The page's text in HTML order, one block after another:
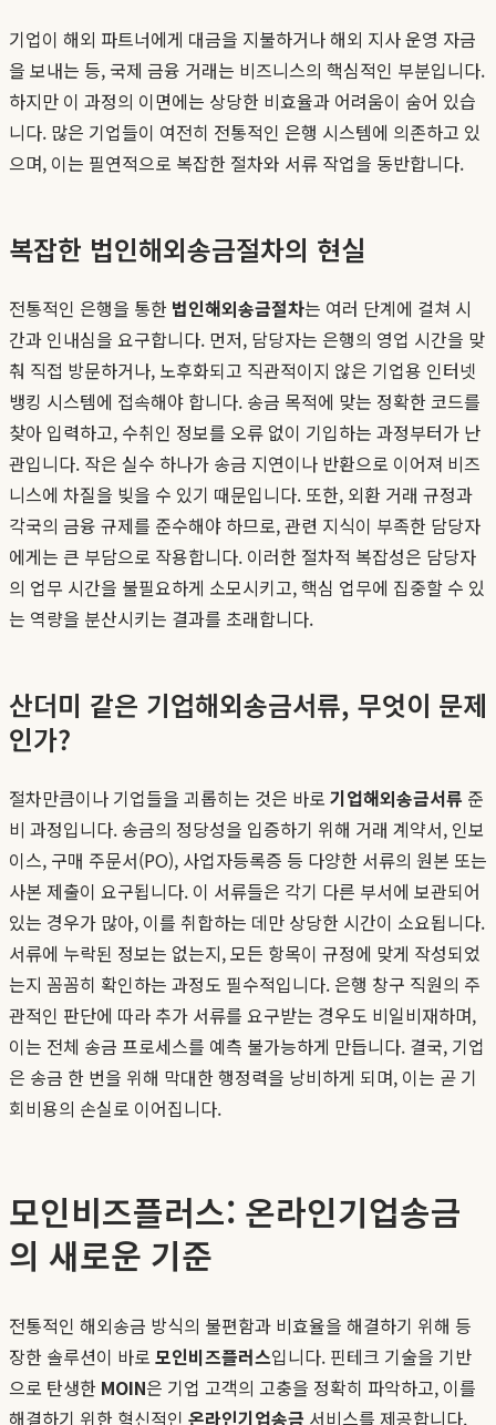
기업이 해외 파트너에게 대금을 지불하거나 해외 지사 운영 자금
을 보내는 등, 국제 금융 거래는 비즈니스의 핵심적인 부분입니다.
하지만 이 과정의 이면에는 상당한 비효율과 어려움이 숨어 있습
니다. 많은 기업들이 여전히 전통적인 은행 시스템에 의존하고 있
으며, 이는 필연적으로 복잡한 절차와 서류 작업을 동반합니다.
복잡한 법인해외송금절차의 현실
전통적인 은행을 통한 법인해외송금절차는 여러 단계에 걸쳐 시
간과 인내심을 요구합니다. 먼저, 담당자는 은행의 영업 시간을 맞
춰 직접 방문하거나, 노후화되고 직관적이지 않은 기업용 인터넷
뱅킹 시스템에 접속해야 합니다. 송금 목적에 맞는 정확한 코드를
찾아 입력하고, 수취인 정보를 오류 없이 기입하는 과정부터가 난
관입니다. 작은 실수 하나가 송금 지연이나 반환으로 이어져 비즈
니스에 차질을 빚을 수 있기 때문입니다. 또한, 외환 거래 규정과
각국의 금융 규제를 준수해야 하므로, 관련 지식이 부족한 담당자
에게는 큰 부담으로 작용합니다. 이러한 절차적 복잡성은 담당자
의 업무 시간을 불필요하게 소모시키고, 핵심 업무에 집중할 수 있
는 역량을 분산시키는 결과를 초래합니다.
산더미 같은 기업해외송금서류, 무엇이 문제
인가?
절차만큼이나 기업들을 괴롭히는 것은 바로 기업해외송금서류 준
비 과정입니다. 송금의 정당성을 입증하기 위해 거래 계약서, 인보
이스, 구매 주문서(PO), 사업자등록증 등 다양한 서류의 원본 또는
사본 제출이 요구됩니다. 이 서류들은 각기 다른 부서에 보관되어
있는 경우가 많아, 이를 취합하는 데만 상당한 시간이 소요됩니다.
서류에 누락된 정보는 없는지, 모든 항목이 규정에 맞게 작성되었
는지 꼼꼼히 확인하는 과정도 필수적입니다. 은행 창구 직원의 주
관적인 판단에 따라 추가 서류를 요구받는 경우도 비일비재하며,
이는 전체 송금 프로세스를 예측 불가능하게 만듭니다. 결국, 기업
은 송금 한 번을 위해 막대한 행정력을 낭비하게 되며, 이는 곧 기
회비용의 손실로 이어집니다.
모인비즈플러스: 온라인기업송금
의 새로운 기준
전통적인 해외송금 방식의 불편함과 비효율을 해결하기 위해 등
장한 솔루션이 바로 모인비즈플러스입니다. 핀테크 기술을 기반
으로 탄생한 MOIN은 기업 고객의 고충을 정확히 파악하고, 이를
해결하기 위한 혁신적인 온라인기업송금 서비스를 제공합니다.